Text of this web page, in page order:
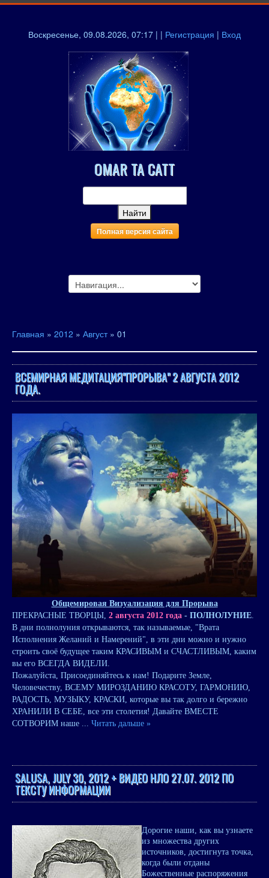
Воскресенье, 09.08.2026, 07:17 | | Регистрация | Вход
OMAR TA CATT
Полная версия сайта
Главная » 2012 » Август » 01
ВСЕМИРНАЯ МЕДИТАЦИЯ"ПРОРЫВА" 2 АВГУСТА 2012
ГОДА.
Общемировая Визуализация для Прорыва
ПРЕКРАСНЫЕ ТВОРЦЫ, 2 августа 2012 года - ПОЛНОЛУНИЕ.
В дни полнолуния открываются, так называемые, "Врата
Исполнения Желаний и Намерений", в эти дни можно и нужно
строить своё будущее таким КРАСИВЫМ и СЧАСТЛИВЫМ, каким
вы его ВСЕГДА ВИДЕЛИ.
Пожалуйста, Присоединяйтесь к нам! Подарите Земле,
Человечеству, ВСЕМУ МИРОЗДАНИЮ КРАСОТУ, ГАРМОНИЮ,
РАДОСТЬ, МУЗЫКУ, КРАСКИ, которые вы так долго и бережно
ХРАНИЛИ В СЕБЕ, все эти столетия! Давайте ВМЕСТЕ
СОТВОРИМ наше ... Читать дальше »
SALUSA, JULY 30, 2012 + ВИДЕО НЛО 27.07. 2012 ПО
ТЕКСТУ ИНФОРМАЦИИ
Дорогие наши, как вы узнаете
из множества других
источников, достигнута точка,
когда были отданы
Божественные распоряжения